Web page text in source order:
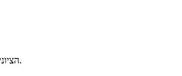
הציונים של מועד ב׳ הועלו מחדש לאחר בדיקה חוזרת.